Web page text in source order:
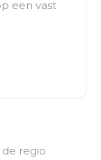
een vast
regio